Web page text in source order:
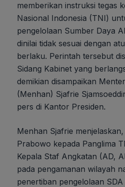
memberikan instruksi tegas
Nasional Indonesia (TNI)
pengelolaan Sumber Daya
dinilai tidak sesuai dengan
berlaku. Perintah tersebut
Sidang Kabinet yang
demikian disampaikan
(Menhan) Sjafrie
pers di Kantor Presiden.
Menhan Sjafrie
Prabowo kepada Panglima
Kepala Staf Angkatan (AD,
pada pengamanan wilayah
penertiban pengelolaan SDA